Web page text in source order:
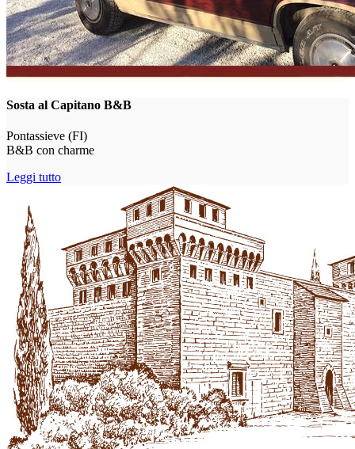
Sosta al Capitano B&B
Pontassieve (FI)
B&B con charme
Leggi tutto